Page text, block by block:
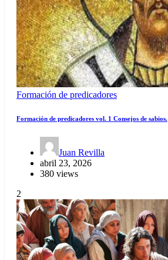
Formación de predicadores
Formación de predicadores vol. 1 Consejos de sabios.
Juan Revilla
abril 23, 2026
380 views
2